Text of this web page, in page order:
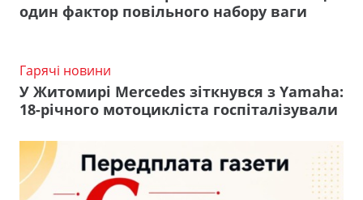
один фактор повільного набору ваги
Гарячі новини
У Житомирі Mercedes зіткнувся з Yamaha:
18-річного мотоцикліста госпіталізували